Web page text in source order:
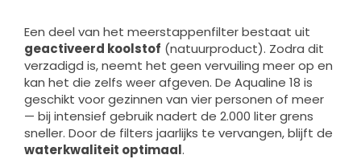
Een deel van het meerstappenfilter bestaat uit
geactiveerd koolstof (natuurproduct). Zodra dit
verzadigd is, neemt het geen vervuiling meer op en
kan het die zelfs weer afgeven. De Aqualine 18 is
geschikt voor gezinnen van vier personen of meer
— bij intensief gebruik nadert de 2.000 liter grens
sneller. Door de filters jaarlijks te vervangen, blijft de
waterkwaliteit optimaal.